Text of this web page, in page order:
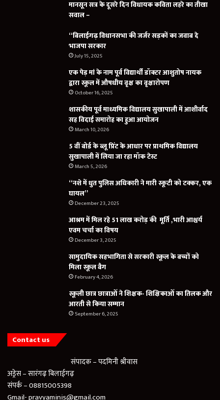
मानसून सत्र के दूसरे दिन विधायक कविता लहरे का तीखा
सवाल –
“बिलाईगढ़ विधानसभा की जर्जर सड़कों का जवाब दे
भाजपा सरकार
July 15, 2025
एक पेड़ मां के नाम पूर्व विद्यार्थी डॉक्टर आशुतोष नायक
द्वारा स्कूल में औषधीय वृक्ष का वृक्षारोपण
October 16, 2025
शासकीय पूर्व माध्यमिक विद्यालय सुखापाली में आशीर्वाद
सह विदाई समारोह का हुआ आयोजन
March 10, 2026
5 वीं बोर्ड के ब्लू प्रिंट के आधार पर प्राथमिक विद्यालय
सुखापाली में लिया जा रहा मॉक टेस्ट
March 5, 2026
“नशे में धुत पुलिस अधिकारी ने मारी स्कूटी को टक्कर, एक
घायल”
December 23, 2025
आश्रम में मिल रहे 51 लाख करोड़ की मूर्ति ,भारी आश्चर्य
एवम चर्चा का विषय
December 3, 2025
सामुदायिक सहभागिता से सरकारी स्कूल के बच्चों को
मिला स्कूल बैग
February 4, 2026
स्कूली छात्र छात्राओं ने शिक्षक- शिक्षिकाओं का तिलक और
आरती से किया सम्मान
September 6, 2025
Contact us
संपादक – पदमिनी श्रीवास
अड्रेस – सारंगढ़ बिलाईगढ़
संपर्क – 08815005398
Gmail- pravyaminis@gmail.com